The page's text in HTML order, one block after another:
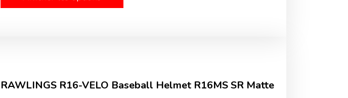
RAWLINGS R16-VELO Baseball Helmet R16MS SR Matte